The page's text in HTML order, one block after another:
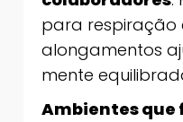
para respiração
alongamentos
mente
Ambientes que